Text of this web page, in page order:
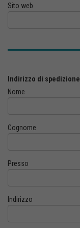
Sito web
Indirizzo di spedizione
Nome
Cognome
Presso
Indirizzo